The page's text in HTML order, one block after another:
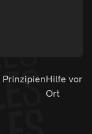
PrinzipienHilfe vor
Ort